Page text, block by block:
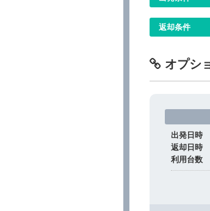
返却条件
オプシ
出発日時
返却日時
利用台数